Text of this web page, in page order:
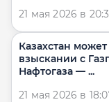
21 мая 2026 в
Казахстан
взыскании с
Нафтогаза — ...
21 мая 2026 в